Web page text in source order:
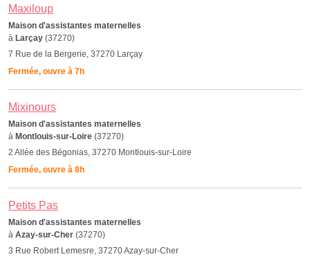
Maxiloup
Maison d'assistantes maternelles
à Larçay (37270)
7 Rue de la Bergerie, 37270 Larçay
Fermée, ouvre à 7h
Mixinours
Maison d'assistantes maternelles
à Montlouis-sur-Loire (37270)
2 Allée des Bégonias, 37270 Montlouis-sur-Loire
Fermée, ouvre à 8h
Petits Pas
Maison d'assistantes maternelles
à Azay-sur-Cher (37270)
3 Rue Robert Lemesre, 37270 Azay-sur-Cher